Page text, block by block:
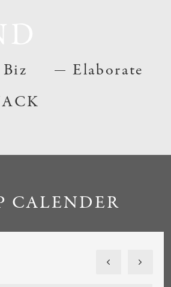
Elaborate
CALENDER